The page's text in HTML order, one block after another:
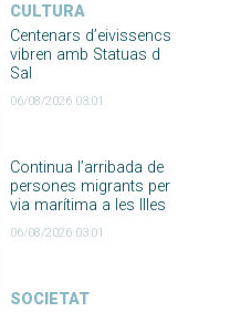
CULTURA
Centenars d’eivissencs
vibren amb Statuas d
Sal
06/08/2026 03:01
Continua l’arribada de
persones migrants per
via marítima a les Illes
06/08/2026 03:01
SOCIETAT